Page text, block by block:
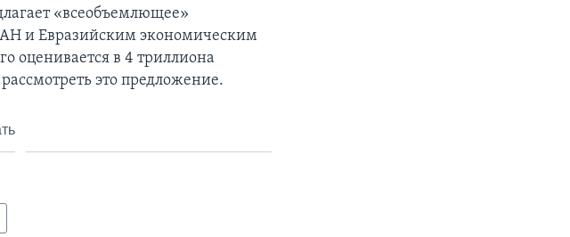
«всеобъемлющее»
и Евразийским экономическим
оценивается в 4 триллиона
это предложение.